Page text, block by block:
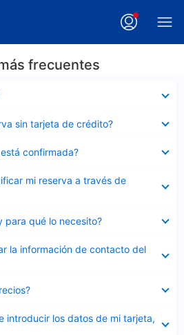
frecuentes
sin tarjeta de crédito?
confirmada?
mi reserva a través de
para qué lo necesito?
la información de contacto del
introducir los datos de mi tarjeta,